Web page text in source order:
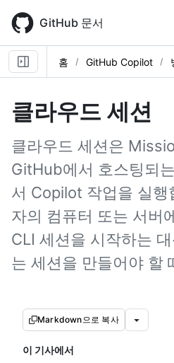
main
content
GitHub 문서
홈 GitHub Copilot
클라우드 세션
클라우드 세션은
GitHub에서 호스팅되
서 Copilot 작업을 실행
자의 컴퓨터 또는 서버
CLI 세션을 시작하는
는 세션을 만들어야 할
Markdown으로 복사
이 기사에서